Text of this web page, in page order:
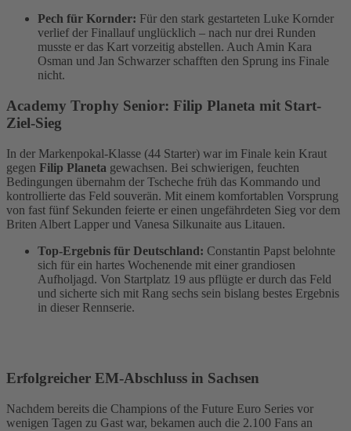
Pech für Kornder: Für den stark gestarteten Luke Kornder
verlief der Finallauf unglücklich – nach nur drei Runden
musste er das Kart vorzeitig abstellen. Auch Amin Kara
Osman und Jan Schwarzer schafften den Sprung ins Finale
nicht.
Academy Trophy Senior: Filip Planeta mit Start-
Ziel-Sieg
In der Markenpokal-Klasse (44 Starter) war im Finale kein Kraut
gegen Filip Planeta gewachsen. Bei schwierigen, feuchten
Bedingungen übernahm der Tscheche früh das Kommando und
kontrollierte das Feld souverän. Mit einem komfortablen Vorsprung
von fast fünf Sekunden feierte er einen ungefährdeten Sieg vor dem
Briten Albert Lapper und Vanesa Silkunaite aus Litauen.
Top-Ergebnis für Deutschland: Constantin Papst belohnte
sich für ein hartes Wochenende mit einer grandiosen
Aufholjagd. Von Startplatz 19 aus pflügte er durch das Feld
und sicherte sich mit Rang sechs sein bislang bestes Ergebnis
in dieser Rennserie.
Erfolgreicher EM-Abschluss in Sachsen
Nachdem bereits die Champions of the Future Euro Series vor
wenigen Tagen zu Gast war, bekamen auch die 2.100 Fans an